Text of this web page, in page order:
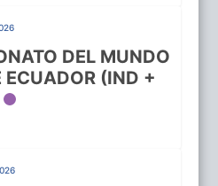
DEL MUNDO
ECUADOR (IND +